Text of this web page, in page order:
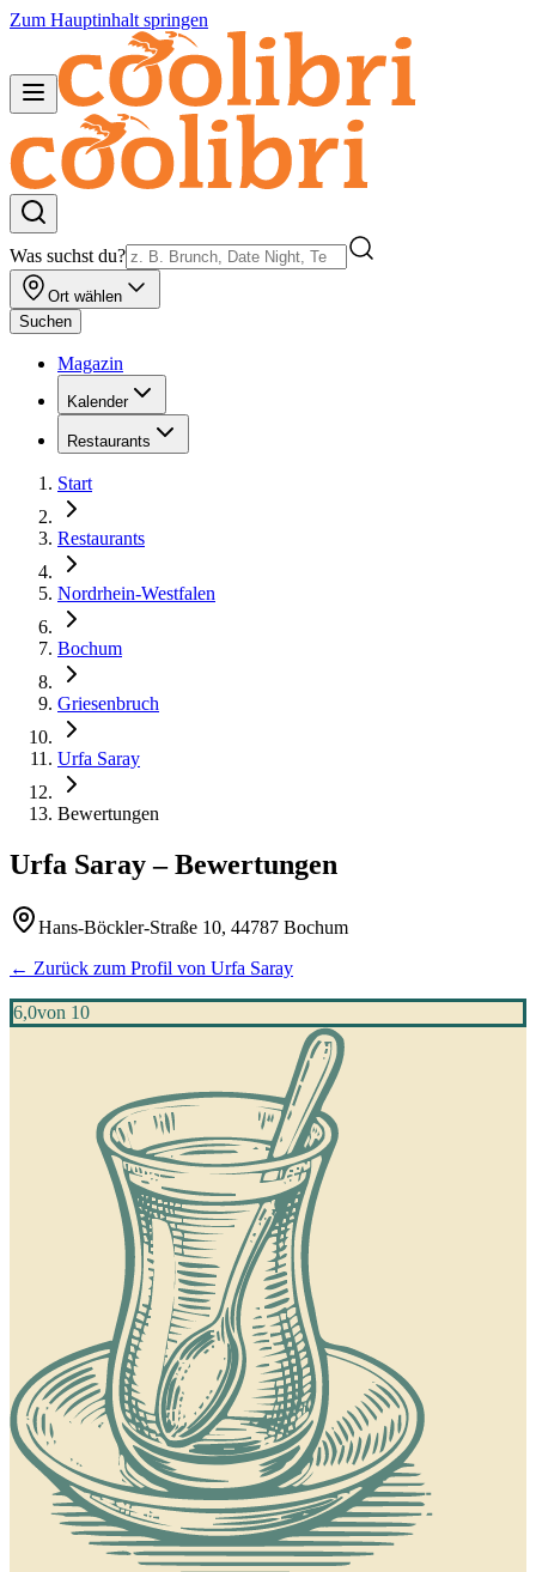
Zum Hauptinhalt springen
Was suchst du?
Ort wählen
Suchen
Magazin
Kalender
Restaurants
Start
Restaurants
Nordrhein-Westfalen
Bochum
Griesenbruch
Urfa Saray
Bewertungen
Urfa Saray – Bewertungen
Hans-Böckler-Straße 10, 44787 Bochum
← Zurück zum Profil von Urfa Saray
6,0von 10